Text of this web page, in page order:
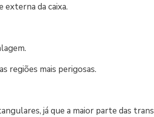
externa da caixa.
regiões mais perigosas.
já que a maior parte das